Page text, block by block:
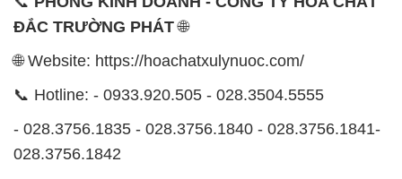
- 028.3756.1835 - 028.3756.1840 - 028.3756.1841-
0902.765.866
📧 Email: hoachat@dactruongphat.vn